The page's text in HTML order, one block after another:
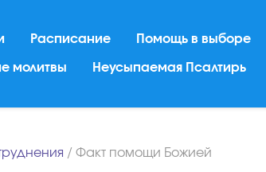
Расписание Помощь в выборе
молитвы Неусыпаемая Псалтирь
/ Факт помощи Божией